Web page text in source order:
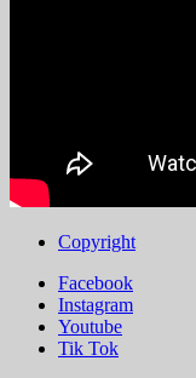
Copyright
Facebook
Instagram
Youtube
Tik Tok